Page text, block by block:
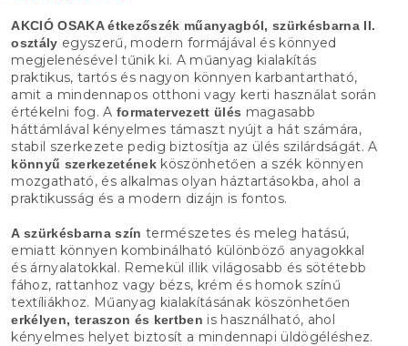
AKCIÓ OSAKA étkezőszék műanyagból, szürkésbarna II.
osztály egyszerű, modern formájával és könnyed
megjelenésével tűnik ki. A műanyag kialakítás
praktikus, tartós és nagyon könnyen karbantartható,
amit a mindennapos otthoni vagy kerti használat során
értékelni fog. A formatervezett ülés magasabb
háttámlával kényelmes támaszt nyújt a hát számára,
stabil szerkezete pedig biztosítja az ülés szilárdságát. A
könnyű szerkezeténekköszönhetően a szék könnyen
mozgatható, és alkalmas olyan háztartásokba, ahol a
praktikusság és a modern dizájn is fontos.
A szürkésbarna szín természetes és meleg hatású,
emiatt könnyen kombinálható különböző anyagokkal
és árnyalatokkal. Remekül illik világosabb és sötétebb
fához, rattanhoz vagy bézs, krém és homok színű
textíliákhoz. Műanyag kialakításának köszönhetően
erkélyen, teraszon és kertben is használható, ahol
kényelmes helyet biztosít a mindennapi üldögéléshez.